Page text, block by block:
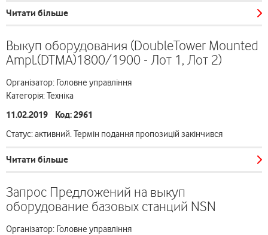
Читати більше
Выкуп оборудования (DoubleTower Mounted
Ampl.(DTMA)1800/1900 - Лот 1, Лот 2)
Організатор: Головне управління
Категорія: Техніка
11.02.2019 Код: 2961
Статус: активний. Термін подання пропозицій закінчився
Читати більше
Запрос Предложений на выкуп
оборудование базовых станций NSN
Організатор: Головне управління